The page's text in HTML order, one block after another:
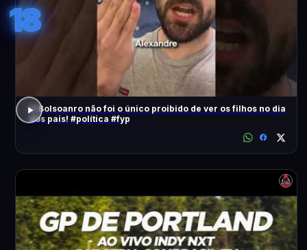
18
O Bolsoanro não foi o único proibido de ver os filhos no dia
dos pais! #política #fyp